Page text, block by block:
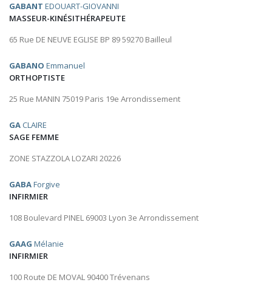
GABANT EDOUART-GIOVANNI
MASSEUR-KINÉSITHÉRAPEUTE
65 Rue DE NEUVE EGLISE BP 89 59270 Bailleul
GABANO Emmanuel
ORTHOPTISTE
25 Rue MANIN 75019 Paris 19e Arrondissement
GA CLAIRE
SAGE FEMME
ZONE STAZZOLA LOZARI 20226
GABAForgive
INFIRMIER
108 Boulevard PINEL 69003 Lyon 3e Arrondissement
GAAG Mélanie
INFIRMIER
100 Route DE MOVAL 90400 Trévenans